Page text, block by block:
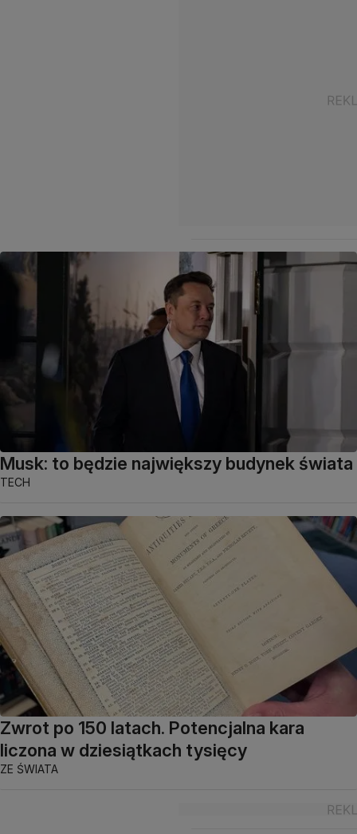
Musk: to będzie największy budynek świata
TECH
Zwrot po 150 latach. Potencjalna kara
liczona w dziesiątkach tysięcy
ZE ŚWIATA